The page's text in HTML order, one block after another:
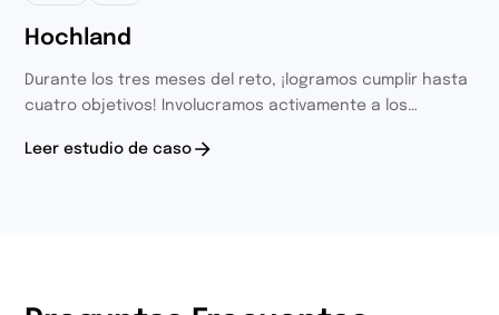
Hochland
Durante los tres meses del reto, ¡logramos cumplir hasta
cuatro objetivos! Involucramos activamente a los
de que 100 empleados recorrieran 54,000 kilómetros en
Leer estudio de caso